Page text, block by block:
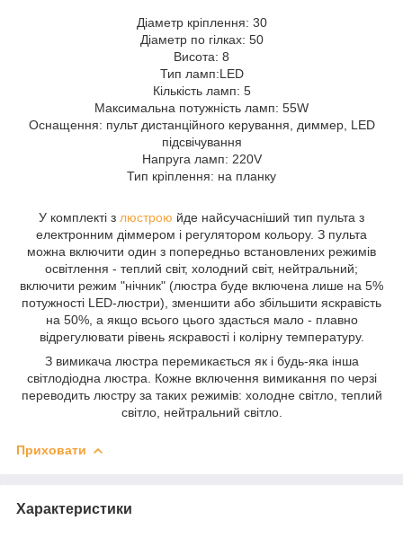
Діаметр кріплення: 30
Діаметр по гілках: 50
Висота: 8
Тип ламп:LED
Кількість ламп: 5
Максимальна потужність ламп: 55W
Оснащення: пульт дистанційного керування, диммер, LED
підсвічування
Напруга ламп: 220V
Тип кріплення: на планку
У комплекті з люстрою йде найсучасніший тип пульта з
електронним діммером і регулятором кольору. З пульта
можна включити один з попередньо встановлених режимів
освітлення - теплий світ, холодний світ, нейтральний;
включити режим "нічник" (люстра буде включена лише на 5%
потужності LED-люстри), зменшити або збільшити яскравість
на 50%, а якщо всього цього здасться мало - плавно
відрегулювати рівень яскравості і колірну температуру.
З вимикача люстра перемикається як і будь-яка інша
світлодіодна люстра. Кожне включення вимикання по черзі
переводить люстру за таких режимів: холодне світло, теплий
світло, нейтральний світло.
Приховати
Характеристики